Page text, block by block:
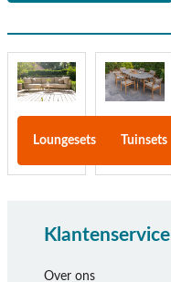
Loungesets Tuinsets
Klantenservice
Over ons